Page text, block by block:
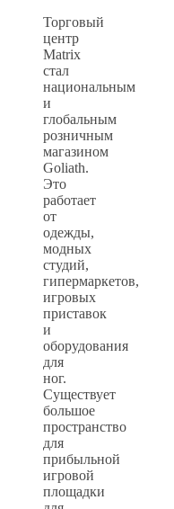
Торговый
центр
Matrix
стал
национальным
и
глобальным
розничным
магазином
Goliath.
Это
работает
от
одежды,
модных
студий,
гипермаркетов,
игровых
приставок
и
оборудования
для
ног.
Существует
большое
пространство
для
прибыльной
игровой
площадки